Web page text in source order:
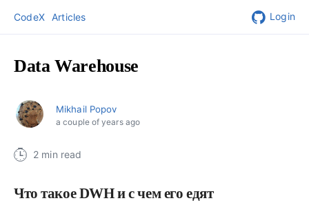
CodeX Articles Login
Data Warehouse
Mikhail Popov
a couple of years ago
2 min read
Что такое DWH и с чем его едят